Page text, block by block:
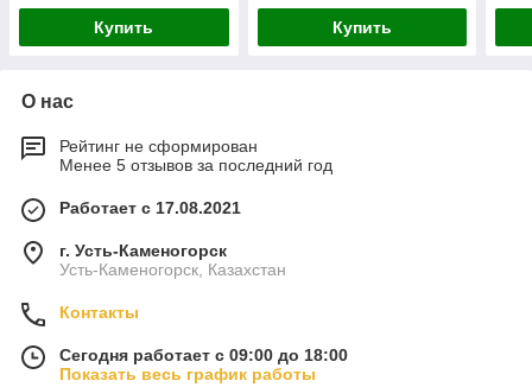
Купить Купить
О нас
Рейтинг не сформирован
Менее 5 отзывов за последний год
Работает с 17.08.2021
г. Усть-Каменогорск
Усть-Каменогорск, Казахстан
Контакты
Сегодня работает с 09:00 до 18:00
Показать весь график работы